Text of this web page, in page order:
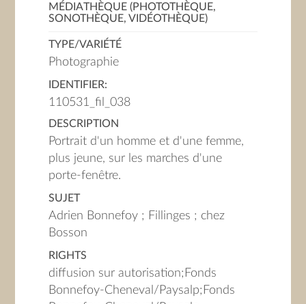
MÉDIATHÈQUE (PHOTOTHÈQUE,
SONOTHÈQUE, VIDÉOTHÈQUE)
TYPE/VARIÉTÉ
Photographie
IDENTIFIER:
110531_fil_038
DESCRIPTION
Portrait d'un homme et d'une femme,
plus jeune, sur les marches d'une
porte-fenêtre.
SUJET
Adrien Bonnefoy ; Fillinges ; chez
Bosson
RIGHTS
diffusion sur autorisation;Fonds
Bonnefoy-Cheneval/Paysalp;Fonds